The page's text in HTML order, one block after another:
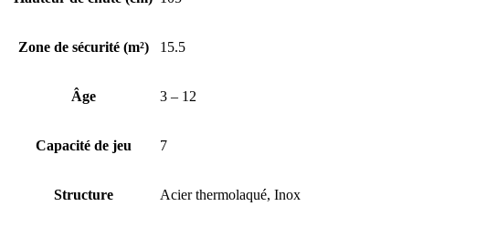
Zone de sécurité (m²) 15.5
Âge 3 – 12
Capacité de jeu 7
Structure Acier thermolaqué, Inox